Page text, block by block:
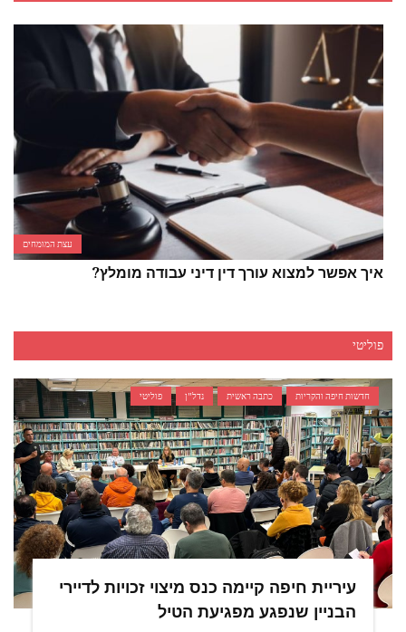
עצת המומחים
איך אפשר למצוא עורך דין דיני עבודה מומלץ?
פוליטי
חדשות חיפה והקריות כתבה ראשית נדל"ן פוליטי
עיריית חיפה קיימה כנס מיצוי זכויות לדיירי
הבניין שנפגע מפגיעת הטיל